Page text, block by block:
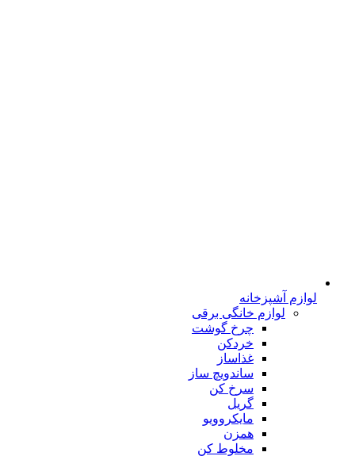
لوازم آشپزخانه
لوازم خانگی برقی
چرخ گوشت
خردکن
غذاساز
ساندویچ ساز
سرخ کن
گریل
مایکروویو
همزن
مخلوط کن